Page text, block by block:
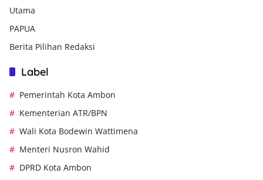
Utama
PAPUA
Berita Pilihan Redaksi
Label
Pemerintah Kota Ambon
Kementerian ATR/BPN
Wali Kota Bodewin Wattimena
Menteri Nusron Wahid
DPRD Kota Ambon